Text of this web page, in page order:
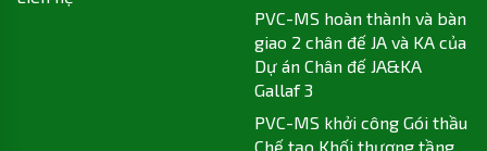
PVC-MS hoàn thành và bàn
giao 2 chân đế JA và KA của
Dự án Chân đế JA&KA
Gallaf 3
PVC-MS khởi công Gói thầu
Chế tạo Khối thượng tầng